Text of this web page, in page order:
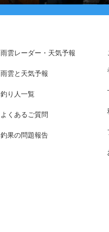
雨雲レーダー・天気予報
雨雲と天気予報
釣り人一覧
よくあるご質問
釣果の問題報告